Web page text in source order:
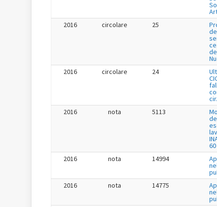
2016
circolare 25
2016
circolare 24
2016
nota 5113
2016
nota 14994
2016
nota 14775